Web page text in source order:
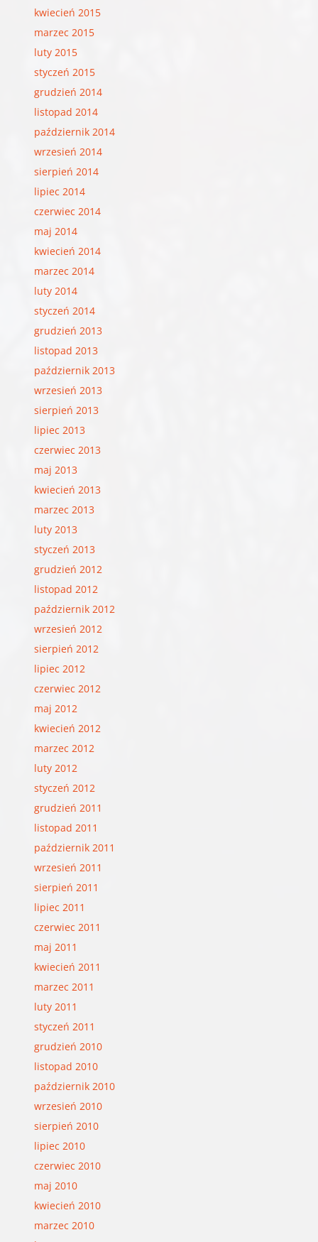
kwiecień 2015
marzec 2015
luty 2015
styczeń 2015
grudzień 2014
listopad 2014
październik 2014
wrzesień 2014
sierpień 2014
lipiec 2014
czerwiec 2014
maj 2014
kwiecień 2014
marzec 2014
luty 2014
styczeń 2014
grudzień 2013
listopad 2013
październik 2013
wrzesień 2013
sierpień 2013
lipiec 2013
czerwiec 2013
maj 2013
kwiecień 2013
marzec 2013
luty 2013
styczeń 2013
grudzień 2012
listopad 2012
październik 2012
wrzesień 2012
sierpień 2012
lipiec 2012
czerwiec 2012
maj 2012
kwiecień 2012
marzec 2012
luty 2012
styczeń 2012
grudzień 2011
listopad 2011
październik 2011
wrzesień 2011
sierpień 2011
lipiec 2011
czerwiec 2011
maj 2011
kwiecień 2011
marzec 2011
luty 2011
styczeń 2011
grudzień 2010
listopad 2010
październik 2010
wrzesień 2010
sierpień 2010
lipiec 2010
czerwiec 2010
maj 2010
kwiecień 2010
marzec 2010